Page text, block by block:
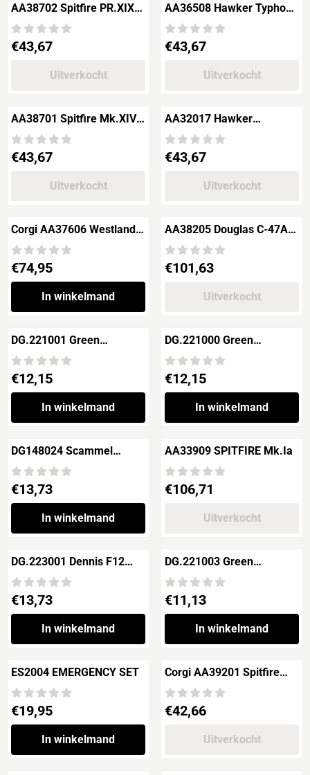
AA38702 Spitfire PR.XIX
"Battle of Britian Memorial
Flight"
Prijs: 43,67
€43,67
Uitverkocht
AA36508 Hawker Typhoon
Mk.1B
Prijs: 43,67
€43,67
Uitverkocht
AA38701 Spitfire Mk.XIV
"91 Squadron RAF"
Prijs: 43,67
€43,67
Uitverkocht
AA32017 Hawker
Hurricane 1B
Prijs: 43,67
€43,67
Uitverkocht
Corgi AA37606 Westland
Wessex HU-5
Prijs: 74,95
€74,95
In winkelmand
AA38205 Douglas C-47A
Dakota
Prijs: 101,63
€101,63
Uitverkocht
DG.221001 Green
Goddess Auxilary Fire
Service
Prijs: 12,15
€12,15
In winkelmand
DG.221000 Green
Goddess Operation Fresco
Prijs: 12,15
€12,15
In winkelmand
DG148024 Scammel
Scarab RAF Maintenance
Command
Prijs: 13,73
€13,73
In winkelmand
AA33909 SPITFIRE Mk.Ia
Prijs: 106,71
€106,71
Uitverkocht
DG.223001 Dennis F12
Silver Fire Service.
Prijs: 13,73
€13,73
In winkelmand
DG.221003 Green
Goddess Northern Ireland
AFS
Prijs: 11,13
€11,13
In winkelmand
ES2004 EMERGENCY SET
Prijs: 19,95
€19,95
In winkelmand
Corgi AA39201 Spitfire
Mk.Ia - R6885, EB-Q No.41
Squadron 1940
Prijs: 42,66
€42,66
Uitverkocht